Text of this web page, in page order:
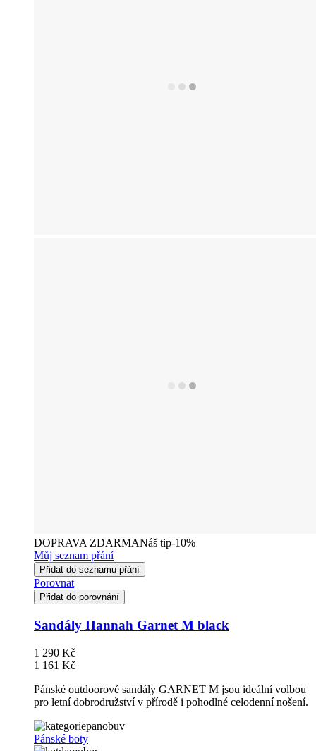
DOPRAVA ZDARMANáš tip-10%
Můj seznam přání
Přidat do seznamu přání
Porovnat
Přidat do porovnání
Sandály Hannah Garnet M black
1 290 Kč
1 161 Kč
Pánské outdoorové sandály GARNET M jsou ideální volbou
pro letní dobrodružství v přírodě i pohodlné celodenní nošení.
Pánské boty